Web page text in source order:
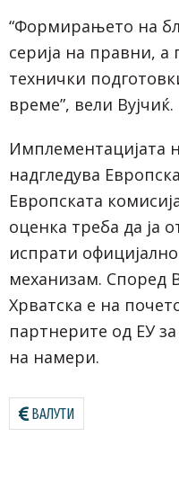
“Формирањето на
серија на правни,
технички
време”, вели Вујчиќ.
Имплементацијата
надгледува
Европската
оценка треба да ја
испрати
механизам. Според
Хрватска е на
партнерите од ЕУ
на намери.
ВАЛУТИ